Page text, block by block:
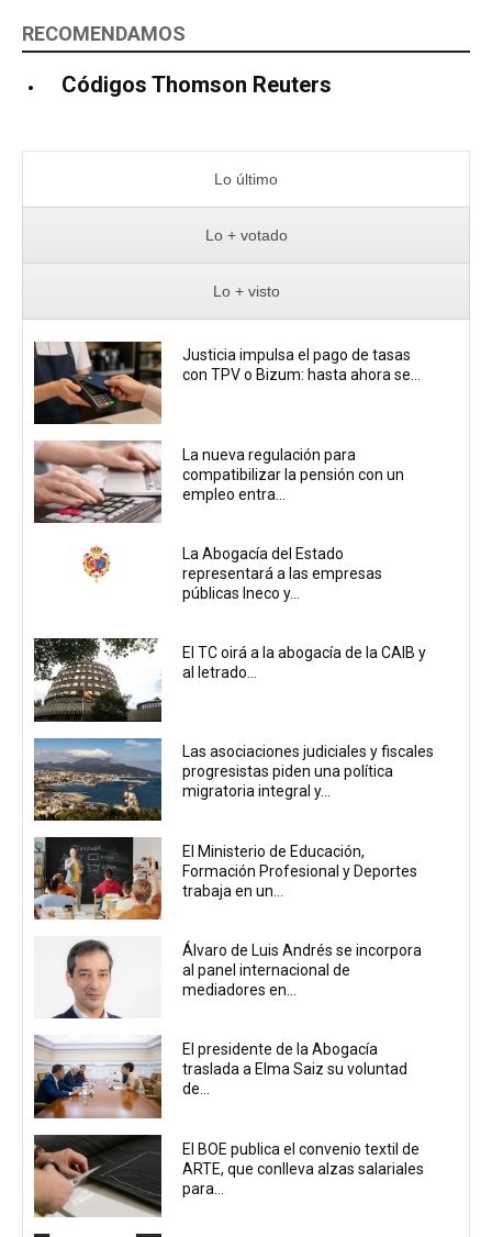
RECOMENDAMOS
Códigos Thomson Reuters
Lo último
Lo + votado
Lo + visto
Justicia impulsa el pago de tasas
con TPV o Bizum: hasta ahora se...
La nueva regulación para
compatibilizar la pensión con un
empleo entra...
La Abogacía del Estado
representará a las empresas
públicas Ineco y...
El TC oirá a la abogacía de la CAIB y
al letrado...
Las asociaciones judiciales y fiscales
progresistas piden una política
migratoria integral y...
El Ministerio de Educación,
Formación Profesional y Deportes
trabaja en un...
Álvaro de Luis Andrés se incorpora
al panel internacional de
mediadores en...
El presidente de la Abogacía
traslada a Elma Saiz su voluntad
de...
El BOE publica el convenio textil de
ARTE, que conlleva alzas salariales
para...